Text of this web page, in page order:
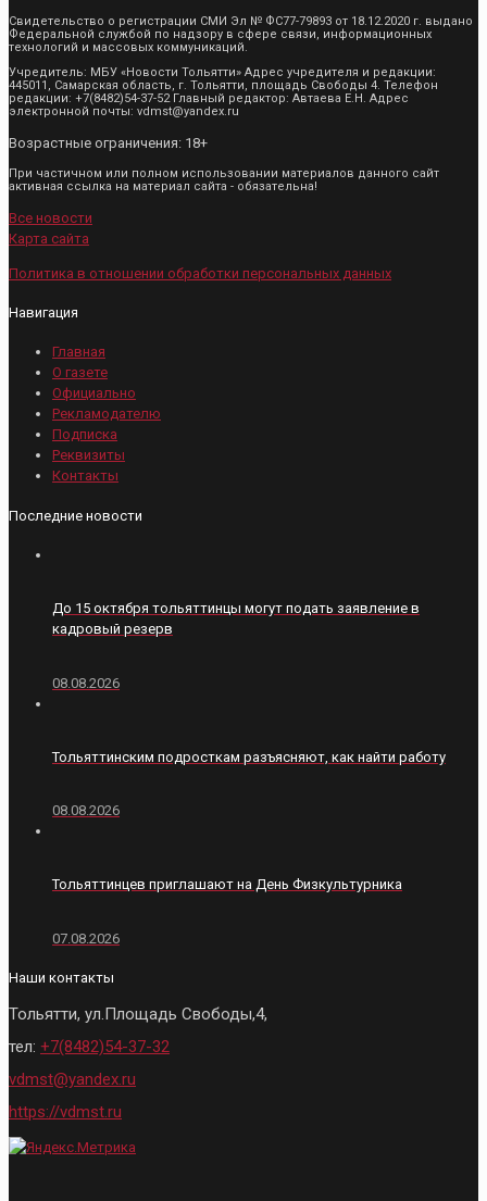
Свидетельство о регистрации СМИ Эл № ФС77-79893 от 18.12.2020 г. выдано
Федеральной службой по надзору в сфере связи, информационных
технологий и массовых коммуникаций.
Учредитель: МБУ «Новости Тольятти» Адрес учредителя и редакции:
445011, Самарская область, г. Тольятти, площадь Свободы 4. Телефон
редакции: +7(8482)54-37-52 Главный редактор: Автаева Е.Н. Адрес
электронной почты: vdmst@yandex.ru
Возрастные ограничения: 18+
При частичном или полном использовании материалов данного сайт
активная ссылка на материал сайта - обязательна!
Все новости
Карта сайта
Политика в отношении обработки персональных данных
Навигация
Главная
О газете
Официально
Рекламодателю
Подписка
Реквизиты
Контакты
Последние новости
До 15 октября тольяттинцы могут подать заявление в
кадровый резерв
08.08.2026
Тольяттинским подросткам разъясняют, как найти работу
08.08.2026
Тольяттинцев приглашают на День Физкультурника
07.08.2026
Наши контакты
Тольятти, ул.Площадь Свободы,4,
тел: +7(8482)54-37-32
vdmst@yandex.ru
https://vdmst.ru